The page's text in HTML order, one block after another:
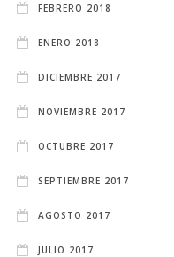
FEBRERO 2018
ENERO 2018
DICIEMBRE 2017
NOVIEMBRE 2017
OCTUBRE 2017
SEPTIEMBRE 2017
AGOSTO 2017
JULIO 2017